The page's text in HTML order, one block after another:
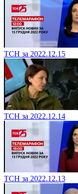
ТСН за 2022.12.15
ТСН за 2022.12.14
ТСН за 2022.12.13